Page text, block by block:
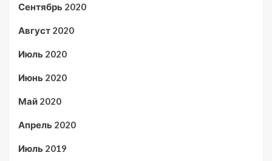
Сентябрь 2020
Август 2020
Июль 2020
Июнь 2020
Май 2020
Апрель 2020
Июль 2019